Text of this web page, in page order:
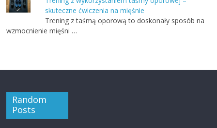
skuteczne ćwiczenia na mięśnie
Trening z taśmą oporową to doskonały sposób na
wzmocnienie mięśni …
Random
Posts